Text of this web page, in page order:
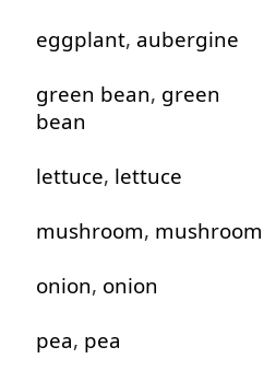
eggplant, aubergine
green bean, green
bean
lettuce, lettuce
mushroom, mushroom
onion, onion
pea, pea